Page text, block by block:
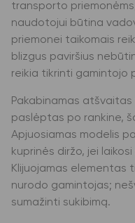
transporto
naudotojui būtina
priemonei taikomais
blizgus paviršius
reikia tikrinti gamintojo
Pakabinamas
paslėptas po rankine,
Apjuosiamas modelis
kuprinės diržo, jei
Klijuojamas elementas
nurodo gamintojas;
sumažinti sukibimą.